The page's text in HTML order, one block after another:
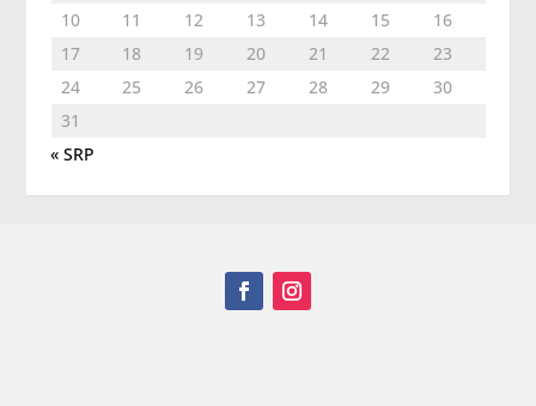
10
11 12 13 14 15
16
17
18 19 20 21 22
23
24
25 26 27 28 29
30
31
« SRP